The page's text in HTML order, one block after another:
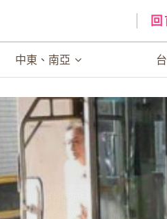
中東、南亞